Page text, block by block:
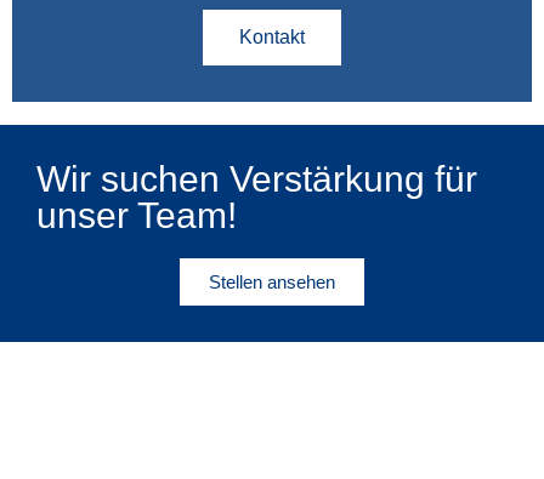
Kontakt
Wir suchen Verstärkung für
unser Team!
Stellen ansehen